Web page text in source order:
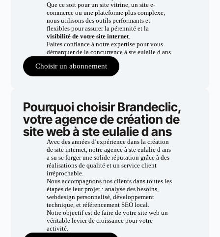
Que ce soit pour un site vitrine, un site e-
commerce ou une plateforme plus complexe,
nous utilisons des outils performants et
flexibles pour assurer la pérennité et la
visibilité de votre site internet.
Faites confiance à notre expertise pour vous
démarquer de la concurrence à ste eulalie d ans.
Choisir un abonnement
Pourquoi choisir Brandeclic,
votre agence de création de
site web à ste eulalie d ans
Avec des années d’expérience dans la création
de site internet, notre agence à ste eulalie d ans
a su se forger une solide réputation grâce à des
réalisations de qualité et un service client
irréprochable.
Nous accompagnons nos clients dans toutes les
étapes de leur projet : analyse des besoins,
webdesign personnalisé, développement
technique, et référencement SEO local.
Notre objectif est de faire de votre site web un
véritable levier de croissance pour votre
activité.